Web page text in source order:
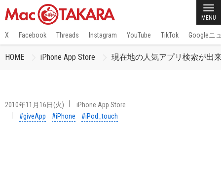
MENU
X Facebook Threads Instagram YouTube TikTok Googleニ
HOME iPhone App Store 現在地の人気アプリ検索が出
2010年11月16日(火)
iPhone App Store
#giveApp
#iPhone #iPod_touch